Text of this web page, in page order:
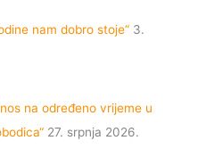
nam dobro stoje“ 3.
na određeno vrijeme u
27. srpnja 2026.